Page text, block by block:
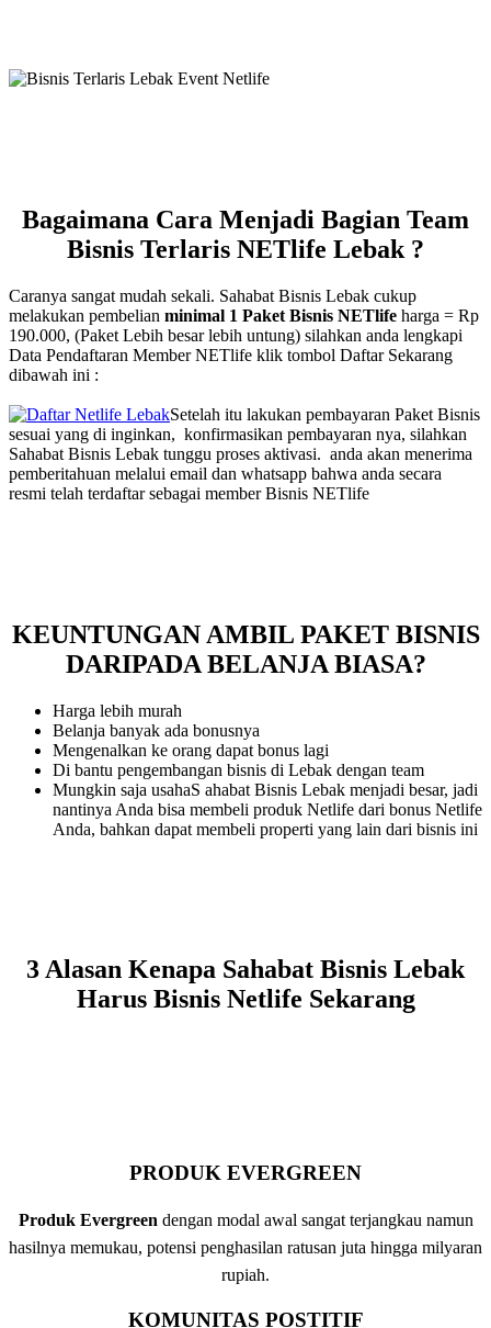
Bagaimana Cara Menjadi Bagian Team
Bisnis Terlaris NETlife Lebak ?
Caranya sangat mudah sekali. Sahabat Bisnis Lebak cukup
melakukan pembelian minimal 1 Paket Bisnis NETlife harga = Rp
190.000, (Paket Lebih besar lebih untung) silahkan anda lengkapi
Data Pendaftaran Member NETlife klik tombol Daftar Sekarang
dibawah ini :
Setelah itu lakukan pembayaran Paket Bisnis
sesuai yang di inginkan, konfirmasikan pembayaran nya, silahkan
Sahabat Bisnis Lebak tunggu proses aktivasi. anda akan menerima
pemberitahuan melalui email dan whatsapp bahwa anda secara
resmi telah terdaftar sebagai member Bisnis NETlife
KEUNTUNGAN AMBIL PAKET BISNIS
DARIPADA BELANJA BIASA?
Harga lebih murah
Belanja banyak ada bonusnya
Mengenalkan ke orang dapat bonus lagi
Di bantu pengembangan bisnis di Lebak dengan team
Mungkin saja usahaS ahabat Bisnis Lebak menjadi besar, jadi
nantinya Anda bisa membeli produk Netlife dari bonus Netlife
Anda, bahkan dapat membeli properti yang lain dari bisnis ini
3 Alasan Kenapa Sahabat Bisnis Lebak
Harus Bisnis Netlife Sekarang
PRODUK EVERGREEN
Produk Evergreen dengan modal awal sangat terjangkau namun
hasilnya memukau, potensi penghasilan ratusan juta hingga milyaran
rupiah.
KOMUNITAS POSTITIF